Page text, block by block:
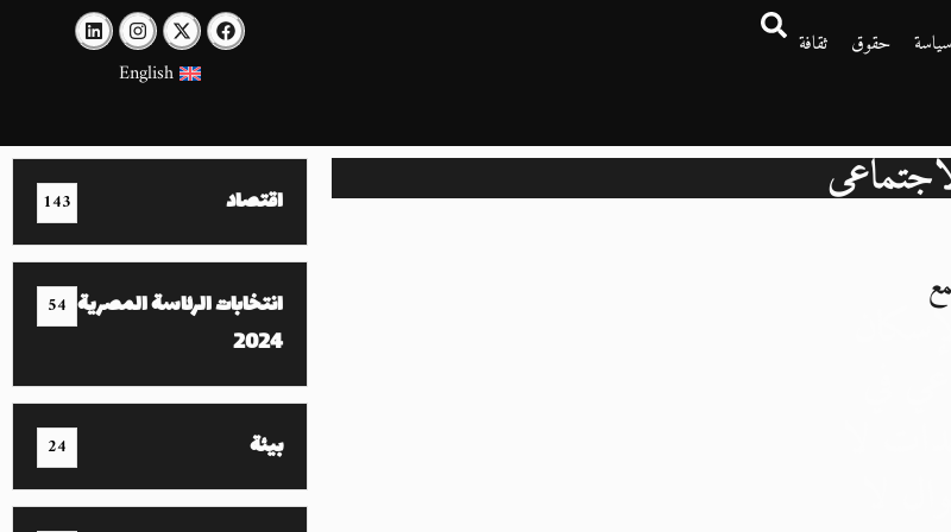
سياسة حقوق
ثقافة
English
اقتصاد 143
انتخابات الرئاسة المصرية
2024
54
بيئة 24